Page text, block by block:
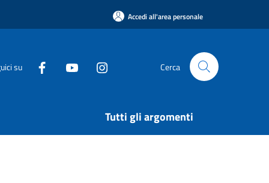
Accedi all'area personale
su Cerca
Tutti gli argomenti